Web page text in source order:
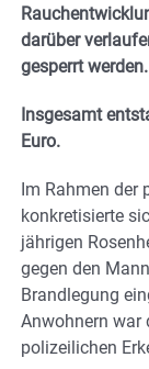
darüber
gesperrt werden.
Insgesamt
Euro.
Im Rahmen
konkretisierte
jährigen
gegen den
Brandlegung
Anwohnern war
polizeilichen